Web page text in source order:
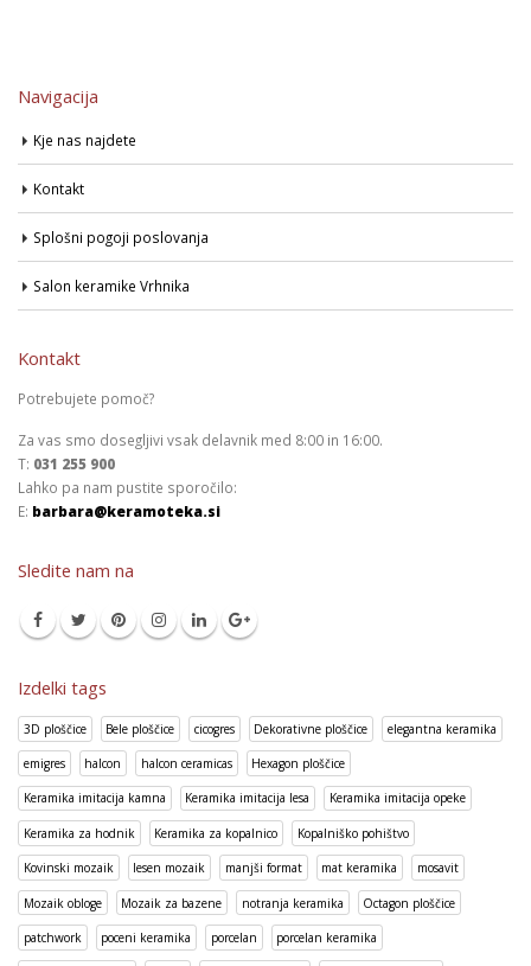
Navigacija
Kje nas najdete
Kontakt
Splošni pogoji poslovanja
Salon keramike Vrhnika
Kontakt
Potrebujete pomoč?
Za vas smo dosegljivi vsak delavnik med 8:00 in 16:00.
T: 031 255 900
Lahko pa nam pustite sporočilo:
E: barbara@keramoteka.si
Sledite nam na
Izdelki tags
3D ploščice Bele ploščice cicogres Dekorativne ploščice elegantna keramika
emigres halcon halcon ceramicas Hexagon ploščice
Keramika imitacija kamna Keramika imitacija lesa Keramika imitacija opeke
Keramika za hodnik Keramika za kopalnico Kopalniško pohištvo
Kovinski mozaik lesen mozaik manjši format mat keramika mosavit
Mozaik obloge Mozaik za bazene notranja keramika Octagon ploščice
patchwork poceni keramika porcelan porcelan keramika